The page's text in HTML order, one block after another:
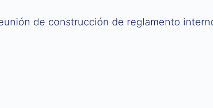
de construcción de reglamento